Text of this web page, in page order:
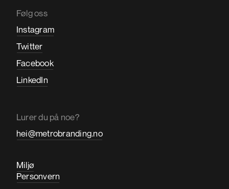
Følg oss
Instagram
Twitter
Facebook
LinkedIn
Lurer du på noe?
hei@metrobranding.no
Miljø
Personvern